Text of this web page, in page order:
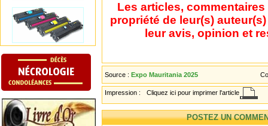
Les articles,
propriété de leur(s)
leur avis, opinion et
Source : Expo Mauritania 2025
Impression : Cliquez ici pour imprimer l'article
POSTEZ UN